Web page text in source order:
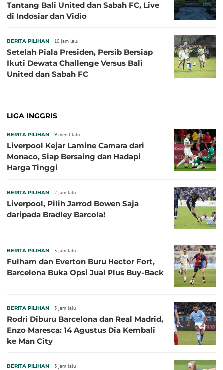
Tantang Bali United dan Sabah FC, Live
di Indosiar dan Vidio
BERITA PILIHAN 10 jam lalu
Setelah Piala Presiden, Persib Bersiap
Ikuti Dewata Challenge Versus Bali
United dan Sabah FC
LIGA INGGRIS
BERITA PILIHAN 9 menit lalu
Liverpool Kejar Lamine Camara dari
Monaco, Siap Bersaing dan Hadapi
Harga Tinggi
BERITA PILIHAN 2 jam lalu
Liverpool, Pilih Jarrod Bowen Saja
daripada Bradley Barcola!
BERITA PILIHAN 3 jam lalu
Fulham dan Everton Buru Hector Fort,
Barcelona Buka Opsi Jual Plus Buy-Back
BERITA PILIHAN 3 jam lalu
Rodri Diburu Barcelona dan Real Madrid,
Enzo Maresca: 14 Agustus Dia Kembali
ke Man City
BERITA PILIHAN 3 jam lalu